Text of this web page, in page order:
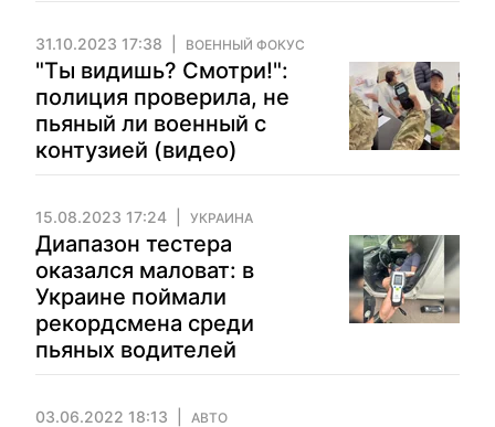
31.10.2023 17:38 ВОЕННЫЙ ФОКУС
"Ты видишь? Смотри!":
полиция проверила, не
пьяный ли военный с
контузией (видео)
15.08.2023 17:24 УКРАИНА
Диапазон тестера
оказался маловат: в
Украине поймали
рекордсмена среди
пьяных водителей
03.06.2022 18:13 АВТО